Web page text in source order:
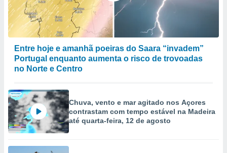
Entre hoje e amanhã poeiras do Saara “invadem”
Portugal enquanto aumenta o risco de trovoadas
no Norte e Centro
Chuva, vento e mar agitado nos Açores
contrastam com tempo estável na Madeira
até quarta-feira, 12 de agosto